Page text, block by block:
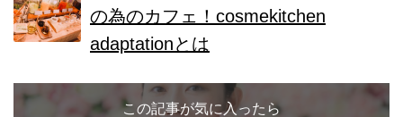
の為のカフェ！cosmekitchen
adaptationとは
この記事が気に入ったら